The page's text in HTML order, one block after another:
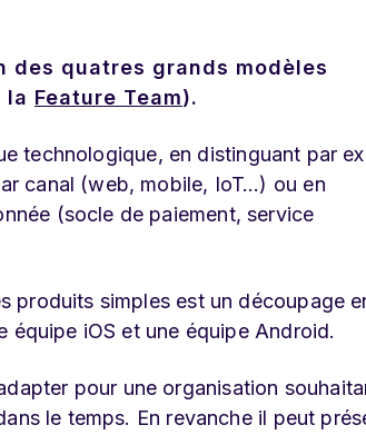
des quatres grands modèles
la Feature Team).
technologique, en distinguant par
canal (web, mobile, IoT…) ou en
(socle de paiement, service
produits simples est un découpage
équipe iOS et une équipe Android.
pour une organisation
le temps. En revanche il peut